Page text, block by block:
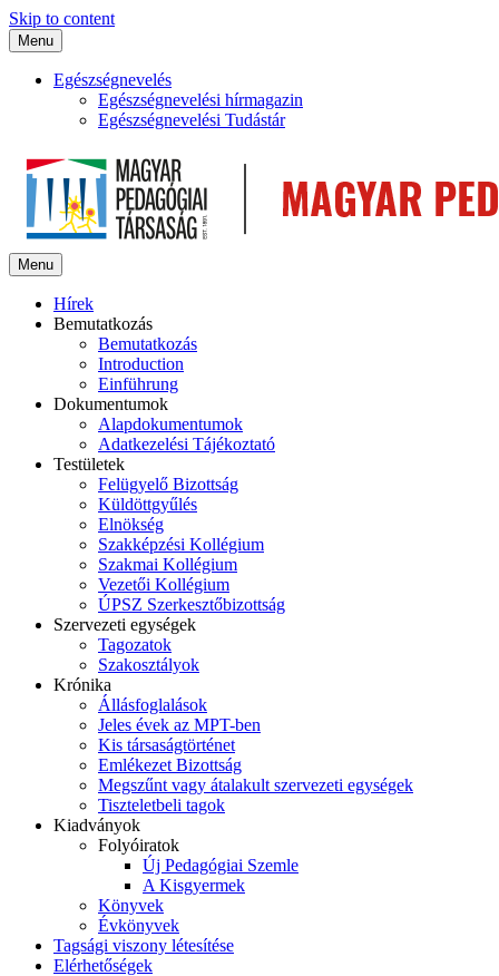
Skip to content
Menu
Egészségnevelés
Egészségnevelési hírmagazin
Egészségnevelési Tudástár
Menu
Hírek
Bemutatkozás
Bemutatkozás
Introduction
Einführung
Dokumentumok
Alapdokumentumok
Adatkezelési Tájékoztató
Testületek
Felügyelő Bizottság
Küldöttgyűlés
Elnökség
Szakképzési Kollégium
Szakmai Kollégium
Vezetői Kollégium
ÚPSZ Szerkesztőbizottság
Szervezeti egységek
Tagozatok
Szakosztályok
Krónika
Állásfoglalások
Jeles évek az MPT-ben
Kis társaságtörténet
Emlékezet Bizottság
Megszűnt vagy átalakult szervezeti egységek
Tiszteletbeli tagok
Kiadványok
Folyóiratok
Új Pedagógiai Szemle
A Kisgyermek
Könyvek
Évkönyvek
Tagsági viszony létesítése
Elérhetőségek